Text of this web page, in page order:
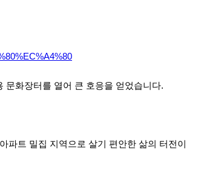
문화장터를 열어 큰 호응을 얻었습니다.
파트 밀집 지역으로 살기 편안한 삶의 터전이